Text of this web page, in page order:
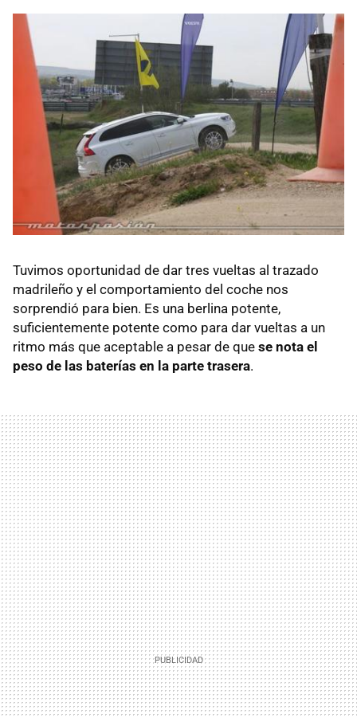
Tuvimos oportunidad de dar tres vueltas al trazado
madrileño y el comportamiento del coche nos
sorprendió para bien. Es una berlina potente,
suficientemente potente como para dar vueltas a un
ritmo más que aceptable a pesar de que se nota el
peso de las baterías en la parte trasera.